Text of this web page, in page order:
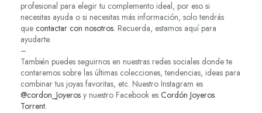
profesional para elegir tu complemento ideal, por eso si
necesitas ayuda o si necesitas más información, solo tendrás
que contactar con nosotros. Recuerda, estamos aquí para
ayudarte.
–
También puedes seguirnos en nuestras redes sociales donde te
contaremos sobre las últimas colecciones, tendencias, ideas para
combinar tus joyas favoritas, etc. Nuestro Instagram es
@cordon_Joyeros y nuestro Facebook es Cordón Joyeros
Torrent.